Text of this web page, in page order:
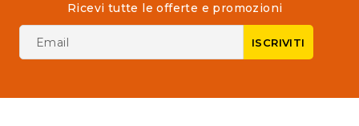
Ricevi tutte le offerte e promozioni